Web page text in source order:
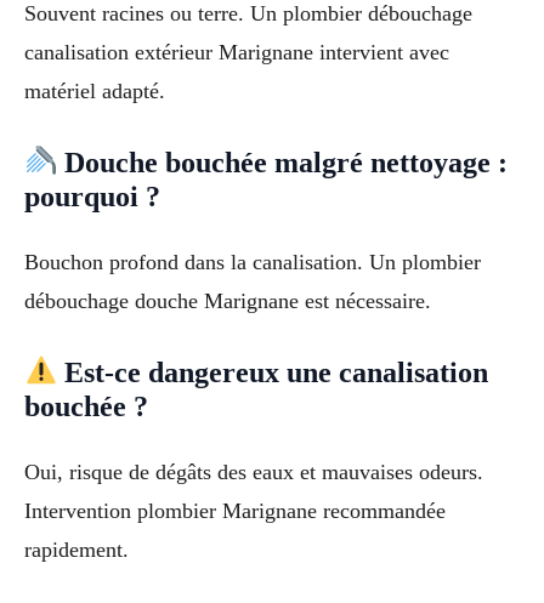
Souvent racines ou terre. Un plombier débouchage
canalisation extérieur Marignane intervient avec
matériel adapté.
Douche bouchée malgré nettoyage :
pourquoi ?
Bouchon profond dans la canalisation. Un plombier
débouchage douche Marignane est nécessaire.
Est-ce dangereux une canalisation
bouchée ?
Oui, risque de dégâts des eaux et mauvaises odeurs.
Intervention plombier Marignane recommandée
rapidement.